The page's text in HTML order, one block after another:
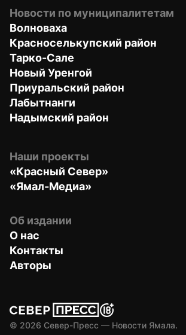
Новости по муниципалитетам
Волноваха
Красноселькупский район
Тарко-Сале
Новый Уренгой
Приуральский район
Лабытнанги
Надымский район
Наши проекты
«Красный Север»
«Ямал-Медиа»
Об издании
О нас
Контакты
Авторы
© 2026 Север-Пресс — Новости Ямала.